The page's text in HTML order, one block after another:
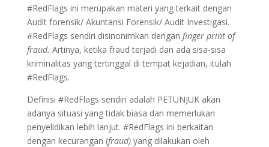
#RedFlags ini merupakan materi yang terkait dengan
Audit forensik/ Akuntansi Forensik/ Audit Investigasi.
#RedFlags sendiri disinonimkan dengan finger print of
fraud. Artinya, ketika fraud terjadi dan ada sisa-sisa
kriminalitas yang tertinggal di tempat kejadian, itulah
#RedFlags.
Definisi #RedFlags sendiri adalah PETUNJUK akan
adanya situasi yang tidak biasa dan memerlukan
penyelidikan lebih lanjut. #RedFlags ini berkaitan
dengan kecurangan (fraud)yang dilakukan oleh